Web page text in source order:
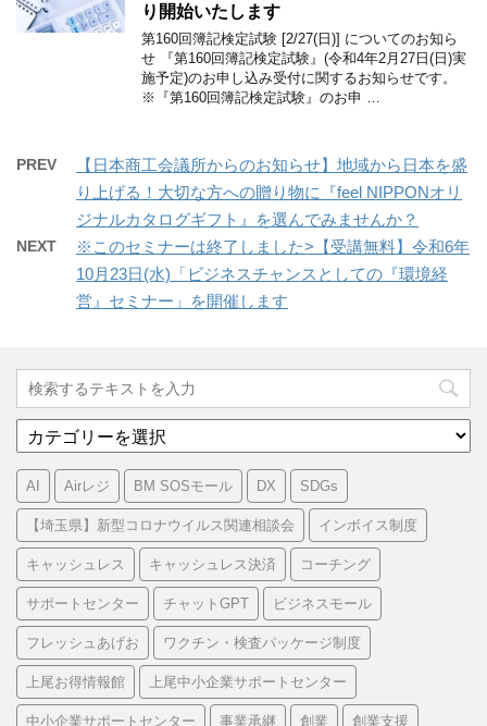
り開始いたします
第160回簿記検定試験 [2/27(日)] についてのお知ら
せ 『第160回簿記検定試験』(令和4年2月27日(日)実
施予定)のお申し込み受付に関するお知らせです。
※『第160回簿記検定試験』のお申 …
PREV
【日本商工会議所からのお知らせ】地域から日本を盛
り上げる！大切な方への贈り物に『feel NIPPONオリ
ジナルカタログギフト』を選んでみませんか？
NEXT
※このセミナーは終了しました>【受講無料】令和6年
10月23日(水)「ビジネスチャンスとしての『環境経
営』セミナー」を開催します
テ
ゴ
リ
AI Airレジ BM SOSモール DX SDGs
【埼玉県】新型コロナウイルス関連相談会 インボイス制度
キャッシュレス キャッシュレス決済 コーチング
サポートセンター チャットGPT ビジネスモール
フレッシュあげお ワクチン・検査パッケージ制度
上尾お得情報館 上尾中小企業サポートセンター
中小企業サポートセンター 事業承継 創業 創業支援